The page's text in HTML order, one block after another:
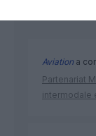
Aviation a
Partenariat
intermodale